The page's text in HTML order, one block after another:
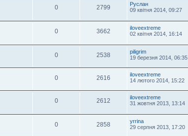
0 2799
Руслан
09 квітня 2014, 09:27
0 3662
iloveextreme
02 квітня 2014, 16:14
0 2538
piligrim
19 березня 2014, 06:35
0 2616
iloveextreme
14 лютого 2014, 15:22
0 2612
iloveextreme
31 жовтня 2013, 13:14
0 2858
yrrina
29 серпня 2013, 17:20